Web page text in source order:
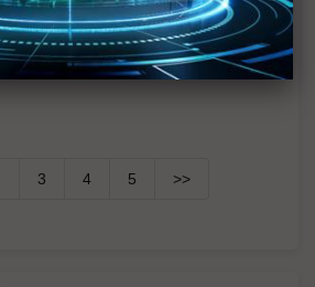
漸下降 電源修復全面展開
福島2號反應爐冷卻系統接通電纜
3 4 5 >>